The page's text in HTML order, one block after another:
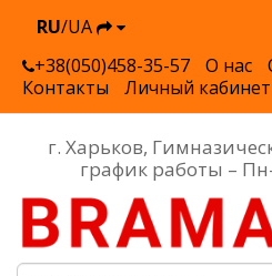
RU/UA
+38(050)458-35-57
О нас
Контакты
Личный кабинет
г. Харьков,
график работы –